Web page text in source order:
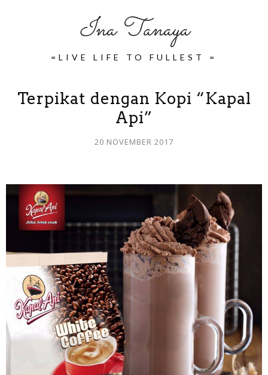
Ina Tanaya
=LIVE LIFE TO FULLEST =
Terpikat dengan Kopi “Kapal
Api”
20 NOVEMBER 2017